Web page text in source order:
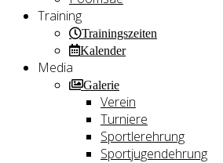
Training
Trainingszeiten
Kalender
Media
Galerie
Verein
Turniere
Sportlerehrung
Sportjugendehrung